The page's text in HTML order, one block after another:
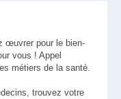
œuvrer pour le bien-
vous ! Appel
métiers de la santé.
trouvez votre